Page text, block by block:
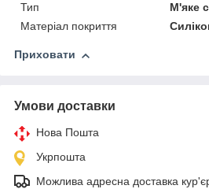
Тип
М'яке
Матеріал покриття
Приховати
Умови доставки
Нова Пошта
Укрпошта
Можлива адресна доставка